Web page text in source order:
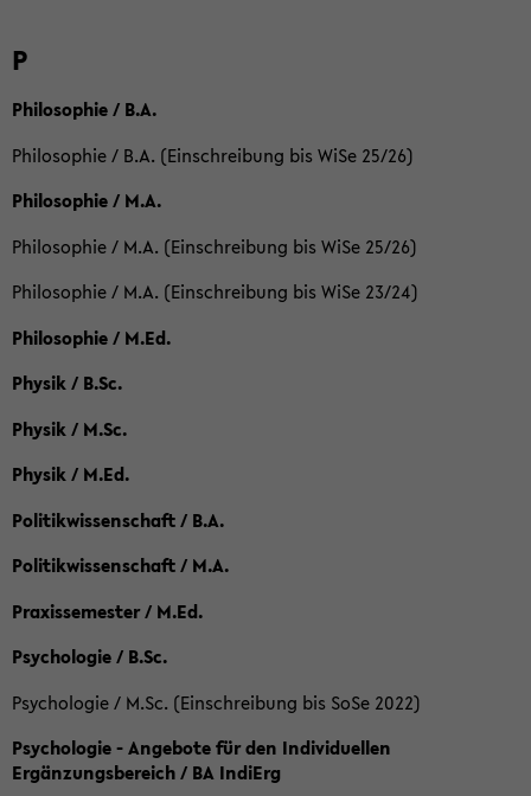
P
Philosophie / B.A.
Philosophie / B.A. (Einschreibung bis WiSe 25/26)
Philosophie / M.A.
Philosophie / M.A. (Einschreibung bis WiSe 25/26)
Philosophie / M.A. (Einschreibung bis WiSe 23/24)
Philosophie / M.Ed.
Physik / B.Sc.
Physik / M.Sc.
Physik / M.Ed.
Politikwissenschaft / B.A.
Politikwissenschaft / M.A.
Praxissemester / M.Ed.
Psychologie / B.Sc.
Psychologie / M.Sc. (Einschreibung bis SoSe 2022)
Psychologie - Angebote für den Individuellen
Ergänzungsbereich / BA IndiErg